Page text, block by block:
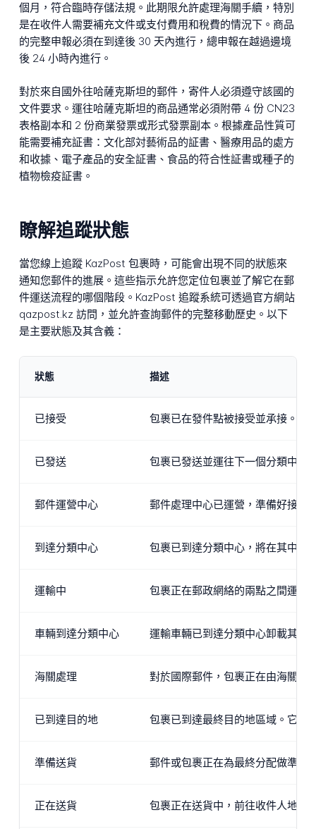
個月，符合臨時存儲法規。此期限允許處理海關手續，特別
是在收件人需要補充文件或支付費用和稅費的情況下。商品
的完整申報必須在到達後 30 天內進行，總申報在越過邊境
後 24 小時內進行。
對於來自國外往哈薩克斯坦的郵件，寄件人必須遵守該國的
文件要求。運往哈薩克斯坦的商品通常必須附帶 4 份 CN23
表格副本和 2 份商業發票或形式發票副本。根據產品性質可
能需要補充証書：文化部対藝術品的証書、醫療用品的處方
和收據、電子產品的安全証書、食品的符合性証書或種子的
植物檢疫証書。
瞭解追蹤狀態
當您線上追蹤 KazPost 包裹時，可能會出現不同的狀態來
通知您郵件的進展。這些指示允許您定位包裹並了解它在郵
件運送流程的哪個階段。KazPost 追蹤系統可透過官方網站
qazpost.kz 訪問，並允許查詢郵件的完整移動歷史。以下
是主要狀態及其含義：
狀態 描述
已接受 包裹已在發件點被接受並承接。這
已發送 包裹已發送並運往下一個分類中心
郵件運營中心 郵件處理中心已運營，準備好接收
到達分類中心 包裹已到達分類中心，將在其中分
運輸中 包裹正在郵政網絡的兩點之間運輸
車輛到達分類中心 運輸車輛已到達分類中心卸載其運
海關處理 對於國際郵件，包裹正在由海關部
已到達目的地 包裹已到達最終目的地區域。它即
準備送貨 郵件或包裹正在為最終分配做準備
正在送貨 包裹正在送貨中，前往收件人地址